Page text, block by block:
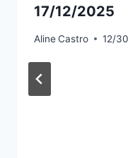
17/12/2025
AlineCastro 12/